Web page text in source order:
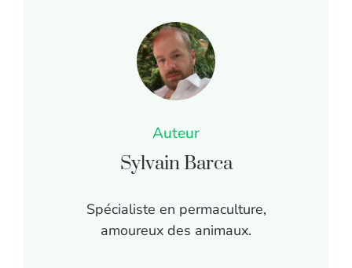
Auteur
Sylvain Barca
Spécialiste en permaculture,
amoureux des animaux.